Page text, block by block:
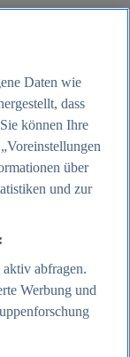
Daten wie
dass
können Ihre
über
und zur
abfragen.
Werbung und